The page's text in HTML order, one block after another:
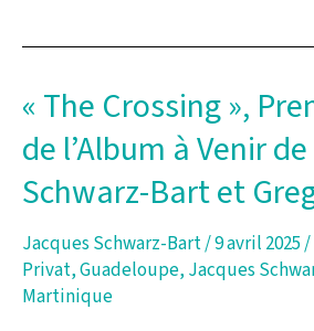
Jacques
Schwarz-
Bart
Grégory
« The Crossing »,
de l’Album à Venir
Schwarz-Bart et
Jacques Schwarz-Bart/9 avril 2025/
Privat,Guadeloupe, Jacques
Martinique